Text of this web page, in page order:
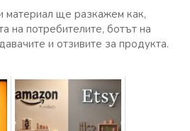
материал ще разкажем как,
на потребителите, ботът на
и отзивите за продукта.